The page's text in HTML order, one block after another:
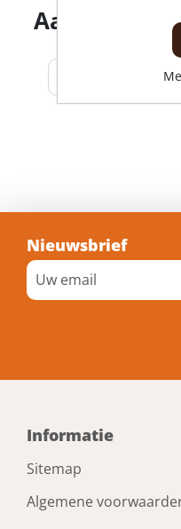
Aantal
Nieuwsbrief
Informatie
Sitemap
Algemene